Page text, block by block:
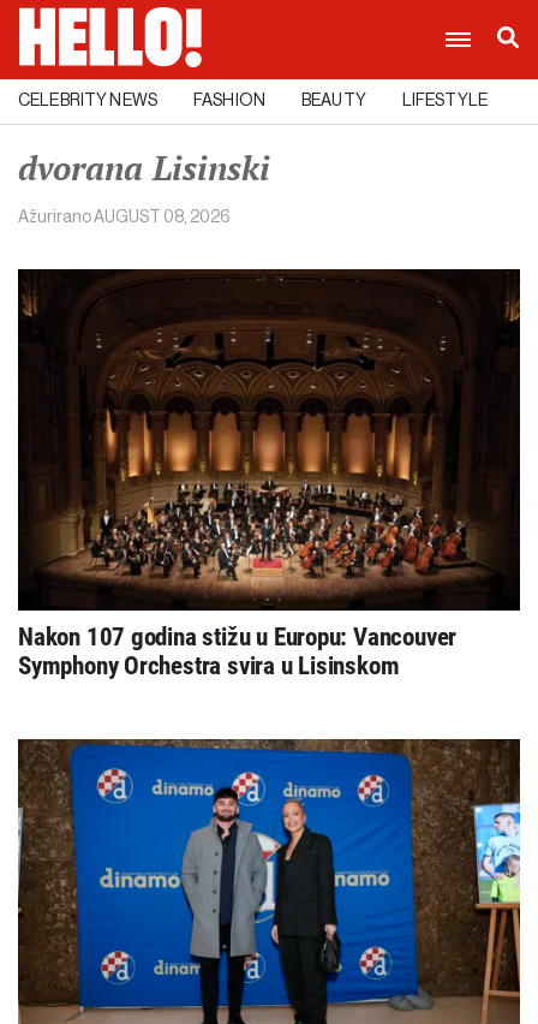
CELEBRITY NEWS FASHION BEAUTY LIFESTYLE
dvorana Lisinski
AžuriranoAUGUST 08, 2026
Nakon 107 godina stižu u Europu: Vancouver
Symphony Orchestra svira u Lisinskom